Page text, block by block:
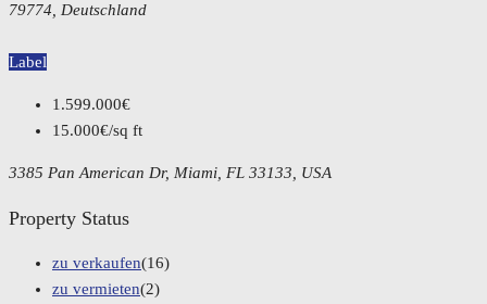
79774, Deutschland
Label
1.599.000€
15.000€/sq ft
3385 Pan American Dr, Miami, FL 33133, USA
Property Status
zu verkaufen(16)
zu vermieten(2)